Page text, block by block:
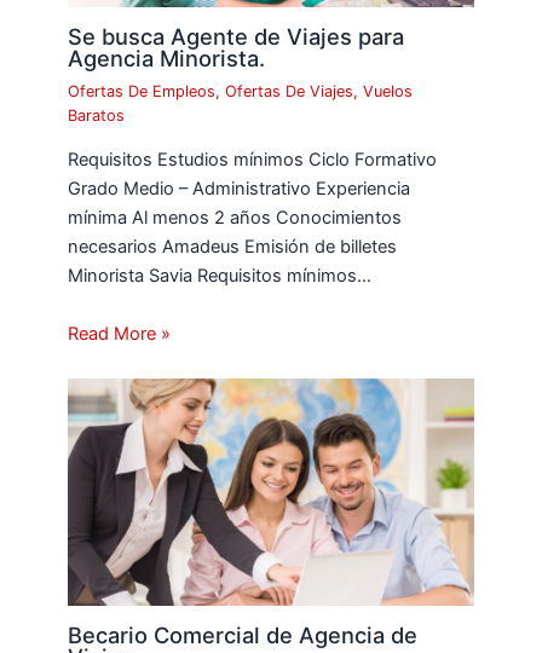
Se busca Agente de Viajes para
Agencia Minorista.
Ofertas De Empleos,Ofertas De Viajes,Vuelos
Baratos
Requisitos Estudios mínimos Ciclo Formativo
Grado Medio – Administrativo Experiencia
mínima Al menos 2 años Conocimientos
necesarios Amadeus Emisión de billetes
Minorista Savia Requisitos mínimos…
Read More »
Becario Comercial de Agencia de